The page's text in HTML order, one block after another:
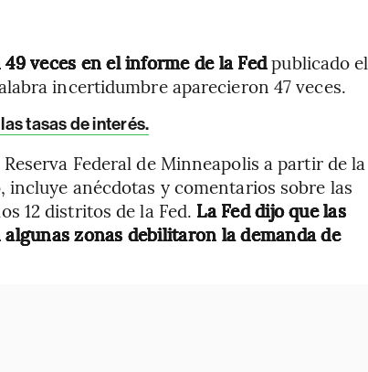
veces en el informe de la Fedpublicado el
incertidumbre aparecieron 47 veces.
tasas de interés.
Federal de Minneapolis a partir de la
anécdotas y comentarios sobre las
12 distritos de la Fed. La Fed dijo que las
zonas debilitaron la demanda de